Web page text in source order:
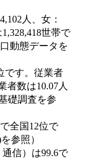
人、女：
世帯で
動態データを
です。従業者
者数は10.07人
礎調査を参
全国12位で
参照）
信）は99.6で